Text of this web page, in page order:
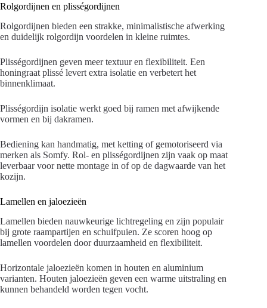
Rolgordijnen en plisségordijnen
Rolgordijnen bieden een strakke, minimalistische afwerking
en duidelijk rolgordijn voordelen in kleine ruimtes.
Plisségordijnen geven meer textuur en flexibiliteit. Een
honingraat plissé levert extra isolatie en verbetert het
binnenklimaat.
Plisségordijn isolatie werkt goed bij ramen met afwijkende
vormen en bij dakramen.
Bediening kan handmatig, met ketting of gemotoriseerd via
merken als Somfy. Rol- en plisségordijnen zijn vaak op maat
leverbaar voor nette montage in of op de dagwaarde van het
kozijn.
Lamellen en jaloezieën
Lamellen bieden nauwkeurige lichtregeling en zijn populair
bij grote raampartijen en schuifpuien. Ze scoren hoog op
lamellen voordelen door duurzaamheid en flexibiliteit.
Horizontale jaloezieën komen in houten en aluminium
varianten. Houten jaloezieën geven een warme uitstraling en
kunnen behandeld worden tegen vocht.